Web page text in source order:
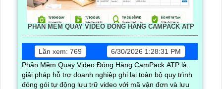
PHẦN MỀM QUAY VIDEO ĐÓNG HÀNG CAMPACK ATP
Lần xem: 769
6/30/2026 1:28:31 PM
Phần Mềm Quay Video Đóng Hàng CamPack ATP là
giải pháp hỗ trợ doanh nghiệp ghi lại toàn bộ quy trình
đóng gói tự động lưu trữ video với mã vận đơn và lưu